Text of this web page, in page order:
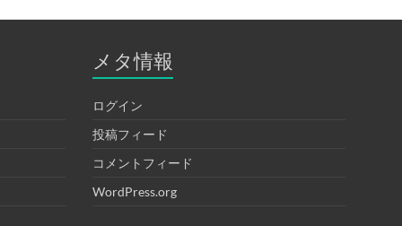
メタ情報
ログイン
投稿フィード
コメントフィード
WordPress.org